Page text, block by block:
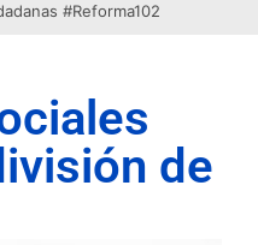
#Reforma102
de